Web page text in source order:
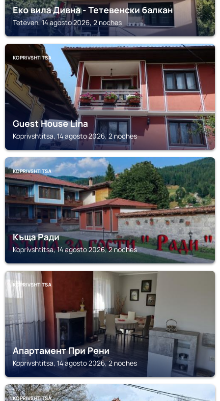
Еко вила Дивна - Тетевенски балкан
Teteven, 14 agosto 2026, 2 noches
KOPRIVSHTITSA
Guest House Lina
Koprivshtitsa, 14 agosto 2026, 2 noches
KOPRIVSHTITSA
Къща Ради
Koprivshtitsa, 14 agosto 2026, 2 noches
KOPRIVSHTITSA
Апартамент При Рени
Koprivshtitsa, 14 agosto 2026, 2 noches
KOPRIVSHTITSA